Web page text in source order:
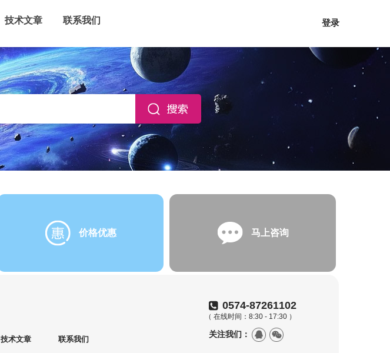
登录
技术文章 联系我们
价格优惠 马上咨询
技术文章 联系我们
0574-87261102
（ 在线时间：8:30 - 17:30 ）
关注我们：